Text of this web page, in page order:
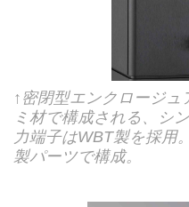
↑密閉型エンクロージ
ミ材で構成される、シ
力端子はWBT製を採用
製パーツで構成。